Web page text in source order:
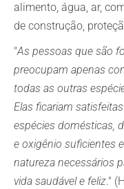
alimento, água, ar,
de construção,
"As pessoas que são
preocupam apenas
todas as outras
Elas ficariam
espécies domésticas,
e oxigênio suficientes
natureza necessários
vida saudável e feliz."